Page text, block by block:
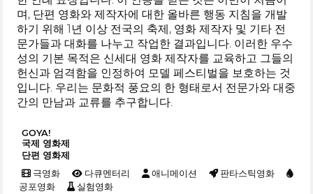
며, 단편 영화와 제작자에 대한 올바른 행동 지침을 개발
하기 위해 1년 이상 전국의 축제, 영화 제작자 및 기타 전
문가들과 대화를 나누고 작업한 결과입니다. 이러한 우수
성의 기본 목적은 신세대 영화 제작자를 교육하고 그들의
헌신과 엄격함을 인정하여 모델 페스티벌을 보호하는 것
입니다. 우리는 문화적 풍요의 한 형태로서 전문가와 대중
간의 만남과 교류를 추구합니다.
GOYA!
국제 영화제
단편 영화제
극영화 다큐멘터리 애니메이션
판타스틱영화
공포영화
실험영화